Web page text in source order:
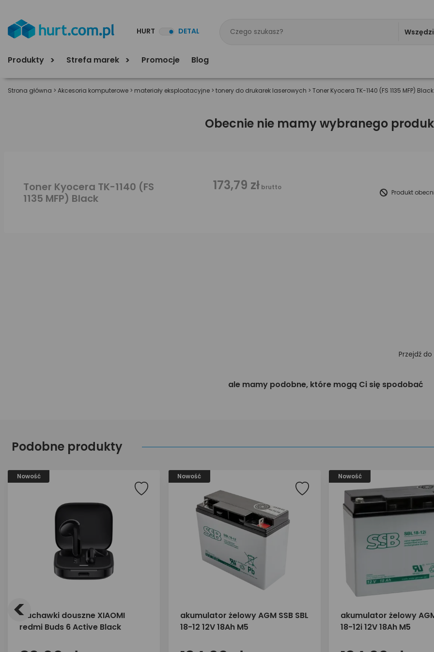
HURT DETAL
Produkty Strefa marek Promocje Blog
Strona główna > Akcesoria komputerowe > materiały eksploatacyjne > tonery do drukarek laserowych > Toner Kyocera TK-1140 (FS 1135 MFP) Black
Obecnie nie mamy wybranego
Toner Kyocera TK-1140 (FS
1135 MFP) Black
173,79 zł brutto
Produkt
Przejdź do
ale mamy podobne, które mogą Ci się spodobać
Podobne produkty
Nowość
Słuchawki douszne XIAOMI
redmi Buds 6 Active Black
Nowość
akumulator żelowy AGM SSB SBL
18-12 12V 18Ah M5
Nowość
akumulator żelowy AGM
18-12i 12V 18Ah M5
<